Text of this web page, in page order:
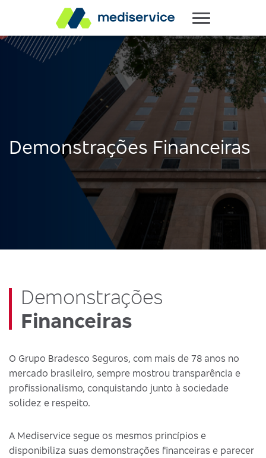
Demonstrações Financeiras
Demonstrações
Financeiras
O Grupo Bradesco Seguros, com mais de 78 anos no
mercado brasileiro, sempre mostrou transparência e
profissionalismo, conquistando junto à sociedade
solidez e respeito.
A Mediservice segue os mesmos princípios e
disponibiliza suas demonstrações financeiras e parecer